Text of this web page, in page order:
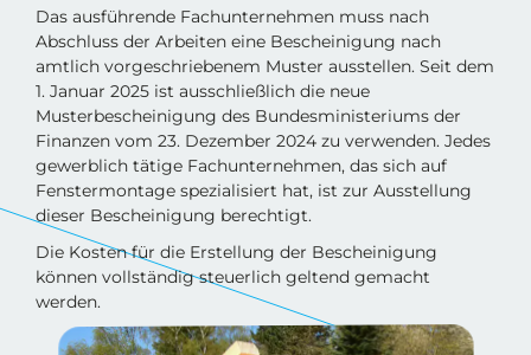
Das ausführende Fachunternehmen muss nach
Abschluss der Arbeiten eine Bescheinigung nach
amtlich vorgeschriebenem Muster ausstellen. Seit dem
1. Januar 2025 ist ausschließlich die neue
Musterbescheinigung des Bundesministeriums der
Finanzen vom 23. Dezember 2024 zu verwenden. Jedes
gewerblich tätige Fachunternehmen, das sich auf
Fenstermontage spezialisiert hat, ist zur Ausstellung
dieser Bescheinigung berechtigt.
Die Kosten für die Erstellung der Bescheinigung
können vollständig steuerlich geltend gemacht
werden.